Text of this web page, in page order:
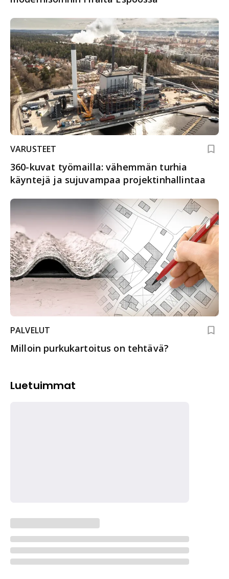
VARUSTEET
360-kuvat työmailla: vähemmän turhia
käyntejä ja sujuvampaa projektinhallintaa
PALVELUT
Milloin purkukartoitus on tehtävä?
Luetuimmat